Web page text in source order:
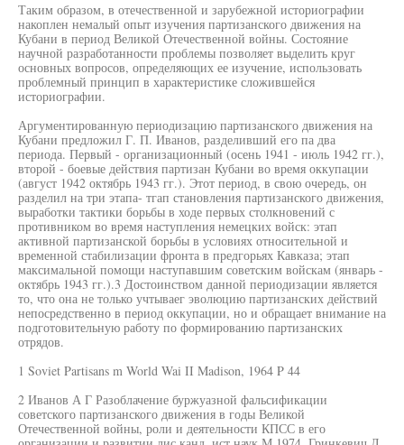
Таким образом, в отечественной и зарубежной историографии
накоплен немалый опыт изучения партизанского движения на
Кубани в период Великой Отечественной войны. Состояние
научной разработанности проблемы позволяет выделить круг
основных вопросов, определяющих ее изучение, использовать
проблемный принцип в характеристике сложившейся
историографии.
Аргументированную периодизацию партизанского движения на
Кубани предложил Г. П. Иванов, разделивший его па два
периода. Первый - организационный (осень 1941 - июль 1942 гг.),
второй - боевые действия партизан Кубани во время оккупации
(август 1942 октябрь 1943 гг.). Этот период, в свою очередь, он
разделил на три этапа- тгап становления партизанского движения,
выработки тактики борьбы в ходе первых столкновений с
противником во время наступления немецких войск: этап
активной партизанской борьбы в условиях относительной и
временной стабилизации фронта в предгорьях Кавказа; этап
максимальной помощи наступавшим советским войскам (январь -
октябрь 1943 гг.).3 Достоинством данной периодизации является
то, что она не только учтываег эволюцию партизанских действий
непосредственно в период оккупации, но и обращает внимание на
подготовительную работу по формированию партизанских
отрядов.
1 Soviet Partisans m World Wai II Madison, 1964 P 44
2 Иванов А Г Разоблачение буржуазной фальсификации
советского партизанского движения в годы Великой
Отечественной войны, роли и деятельности КПСС в его